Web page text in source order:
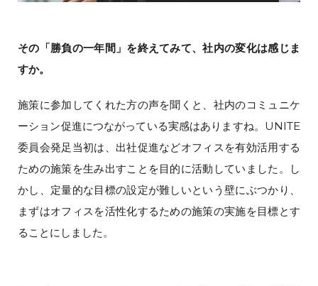
その「勝負の一年間」を終えてみて、社内の変化は感じま
すか。
施策に参加してくれた方の声を聞くと、社内のコミュニケ
ーション促進につながっている実感はありますね。UNITE
委員会発足当初は、出社促進などオフィスを有効活用する
ための施策を生み出すことを目的に活動していました。し
かし、定量的な目標の設定が難しいという壁にぶつかり、
まずはオフィスを活性化するための施策の実施を目標とす
ることにしました。